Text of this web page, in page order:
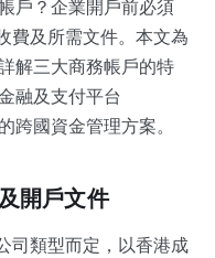
戶？企業開戶前必須
費及所需文件。本文為
解三大商務帳戶的特
融及支付平台
跨國資金管理方案。
開戶文件
司類型而定，以香港成